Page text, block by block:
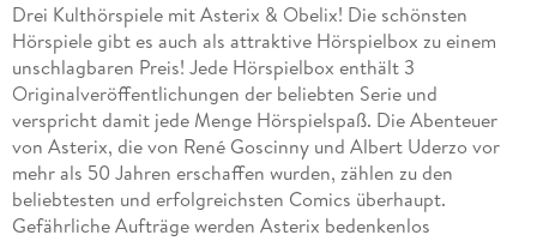
Drei Kulthörspiele mit Asterix & Obelix! Die schönsten
Hörspiele gibt es auch als attraktive Hörspielbox zu einem
unschlagbaren Preis! Jede Hörspielbox enthält 3
Originalveröffentlichungen der beliebten Serie und
verspricht damit jede Menge Hörspielspaß. Die Abenteuer
von Asterix, die von René Goscinny und Albert Uderzo vor
mehr als 50 Jahren erschaffen wurden, zählen zu den
beliebtesten und erfolgreichsten Comics überhaupt.
Gefährliche Aufträge werden Asterix bedenkenlos